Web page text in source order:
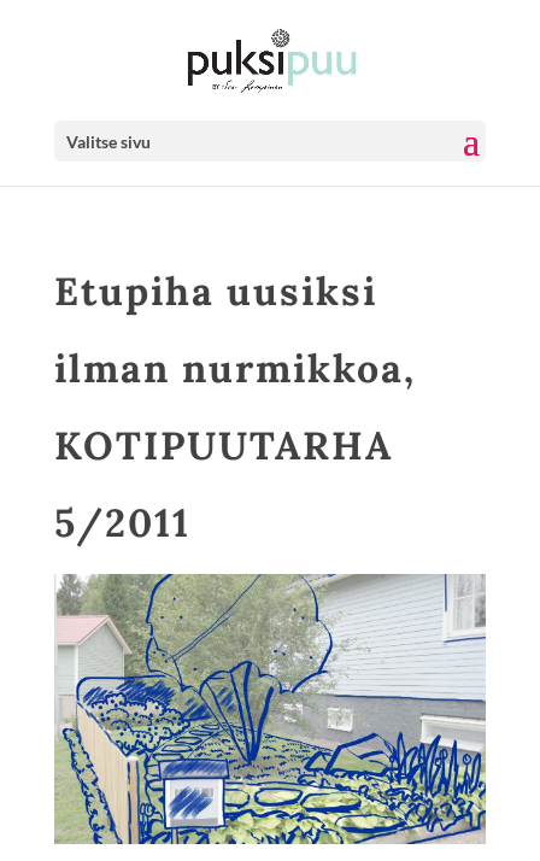
Valitse sivu
Etupiha uusiksi
ilman nurmikkoa,
KOTIPUUTARHA
5/2011